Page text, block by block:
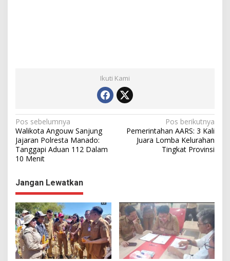
Ikuti Kami
N
a
v
g
a
s
i
p
o
Pos sebelumnya
Walikota Angouw Sanjung
Jajaran Polresta Manado:
Tanggapi Aduan 112 Dalam
10 Menit
Pos berikutnya
Pemerintahan AARS: 3 Kali
Juara Lomba Kelurahan
Tingkat Provinsi
Jangan Lewatkan